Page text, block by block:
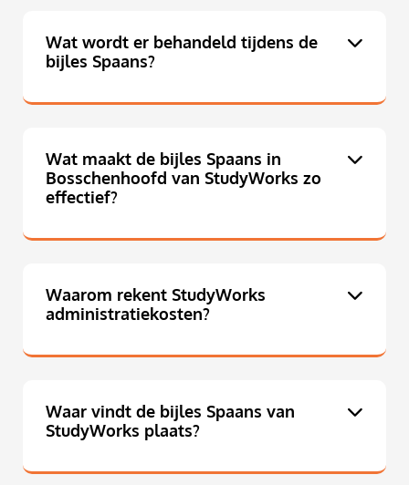
Wat wordt er behandeld tijdens de
bijles Spaans?
Wat maakt de bijles Spaans in
Bosschenhoofd van StudyWorks zo
effectief?
Waarom rekent StudyWorks
administratiekosten?
Waar vindt de bijles Spaans van
StudyWorks plaats?